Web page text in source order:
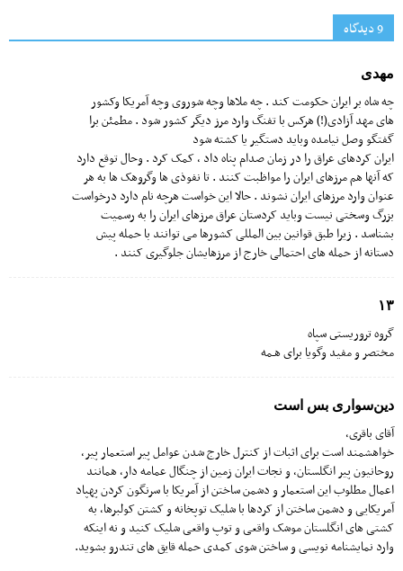
9 دیدگاه‌
مهدی
چه شاه بر ایران حکومت کند . چه ملاها وچه شوروی وچه آمریکا وکشور
های مهد آزادی(!) هرکس با تفنگ وارد مرز دیگر کشور شود . مطمئن برا
گفتگو وصل نیامده وباید دستگیر یا کشته شود
ایران کردهای عراق را در زمان صدام پناه داد ، کمک کرد . وحال توقع دارد
که آنها هم مرزهای ایران را مواظبت کنند . تا نفوذی ها وگروهک ها به هر
عنوان وارد مرزهای ایران نشوند . حالا این خواست هرچه نام دارد درخواست
بزرگ وسختی نیست وباید کردستان عراق مرزهای ایران را به رسمیت
بشناسد . زیرا طبق قوانین بین المللی کشورها می توانند با حمله پیش
دستانه از حمله های احتمالی خارج از مرزهایشان جلوگیری کنند .
١٣
گروه تروریستى سپاه
مختصر و مفید وگویا براى هـمه
دین‌سواری بس است
آقای باقری،
خواهشمند است برای اثبات از کنترل خارج شدن عوامل پیر استعمار پیر،
روحانیون پیر انگلستان، و نجات ایران زمین از چنگال عمامه دار، همانند
اعمال مطلوب این استعمار و دشمن ساختن از آمریکا با سرنگون کردن پهپاد
آمریکایی و دشمن ساختن از کردها با شلیک توپخانه و کشتن کولبرها، به
کشتی های انگلستان موشک واقعی و توپ واقعی شلیک کنید و نه اینکه
وارد نمایشنامه نویسی و ساختن شوی کمدی حمله قایق های تندرو بشوید.